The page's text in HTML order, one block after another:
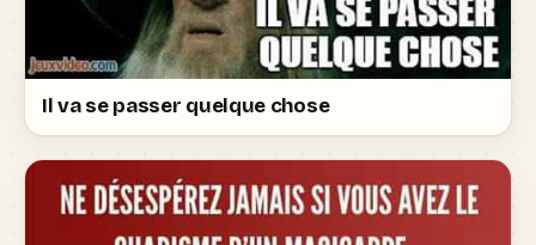
Il va se passer quelque chose